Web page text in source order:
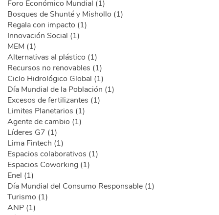
Foro Económico Mundial (1)
Bosques de Shunté y Mishollo (1)
Regala con impacto (1)
Innovación Social (1)
MEM (1)
Alternativas al plástico (1)
Recursos no renovables (1)
Ciclo Hidrológico Global (1)
Día Mundial de la Población (1)
Excesos de fertilizantes (1)
Limites Planetarios (1)
Agente de cambio (1)
Líderes G7 (1)
Lima Fintech (1)
Espacios colaborativos (1)
Espacios Coworking (1)
Enel (1)
Día Mundial del Consumo Responsable (1)
Turismo (1)
ANP (1)